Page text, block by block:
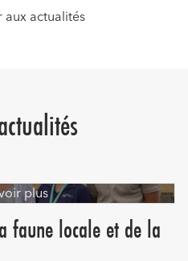
aux actualités
plus
faune locale et de la